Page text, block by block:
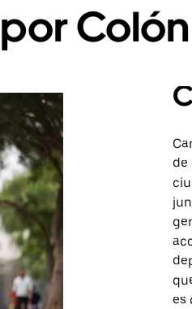
Colón
de
es